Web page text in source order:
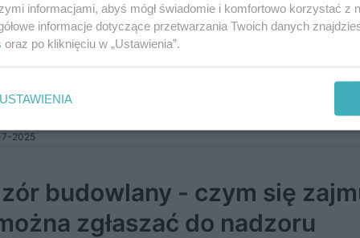
jak zalegalizować
samowola budowlana? Inwestorzy, którzy planują budowę domu,
7-2025
budowlany - czym się
zgłaszać do nadzoru
informacjami, abyś mógł świadomie i komfortowo korzystać z
informacje dotyczące przetwarzania Twoich danych
oraz po kliknięciu w „Ustawienia”.
USTAWIENIA